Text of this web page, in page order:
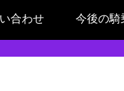
合わせ 今後の騎